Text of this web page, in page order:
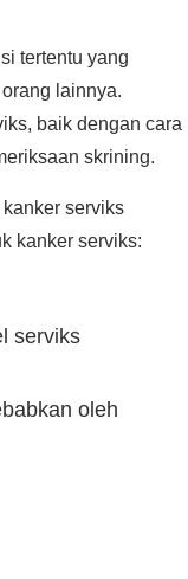
tertentu yang
lainnya.
baik dengan cara
skrining.
serviks
kanker serviks:
serviks
oleh